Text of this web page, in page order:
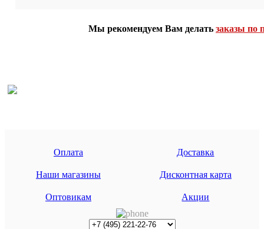
Мы рекомендуем Вам делать заказы по
Оплата Доставка
Наши магазины Дисконтная карта
Оптовикам Акции